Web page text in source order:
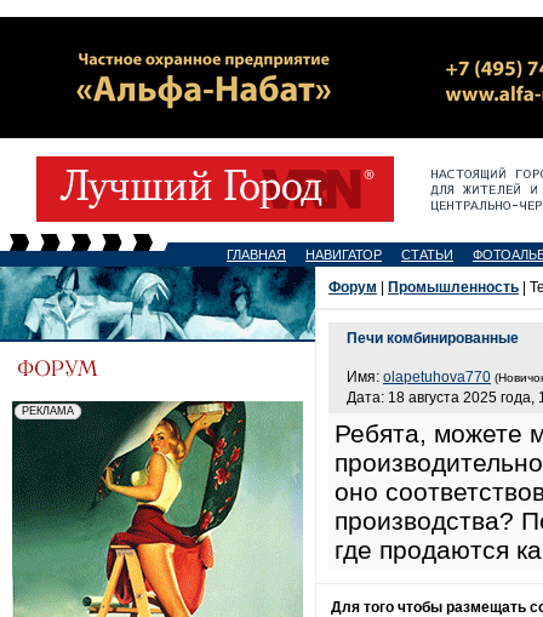
ГЛАВНАЯ НАВИГАТОР СТАТЬИ
Форум Промышленность |
Печи комбинированные
Имя: olapetuhova770
Дата: 18 августа 2025 года,
Ребята, можете
оно
производства?
где продаются
Для того чтобы размещать